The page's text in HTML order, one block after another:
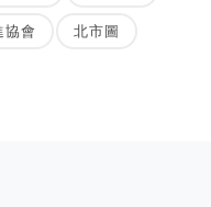
協會 北市圖